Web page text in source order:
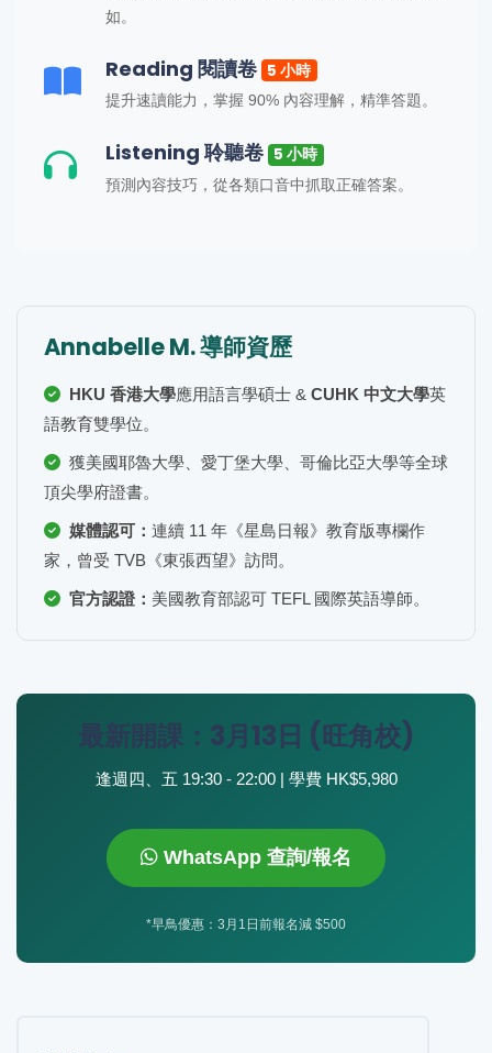
如。
Reading 閱讀卷 5 小時
提升速讀能力，掌握 90% 內容理解，精準答題。
Listening 聆聽卷 5 小時
預測內容技巧，從各類口音中抓取正確答案。
Annabelle M. 導師資歷
HKU 香港大學應用語言學碩士 & CUHK 中文大學英
語教育雙學位。
獲美國耶魯大學、愛丁堡大學、哥倫比亞大學等全球
頂尖學府證書。
媒體認可： 連續 11 年《星島日報》教育版專欄作
家，曾受 TVB《東張西望》訪問。
官方認證： 美國教育部認可 TEFL 國際英語導師。
最新開課：3月13日 (旺角校)
逢週四、五 19:30 - 22:00 | 學費 HK$5,980
WhatsApp 查詢/報名
*早鳥優惠：3月1日前報名減 $500